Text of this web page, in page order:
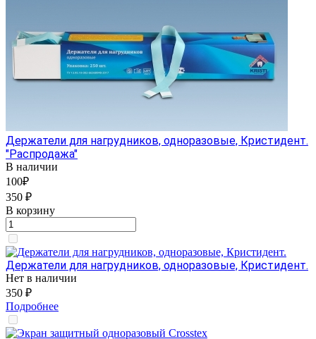
Держатели для нагрудников, одноразовые, Кристидент.
"Распродажа"
В наличии
100₽
350 ₽
В корзину
Держатели для нагрудников, одноразовые, Кристидент.
Нет в наличии
350 ₽
Подробнее